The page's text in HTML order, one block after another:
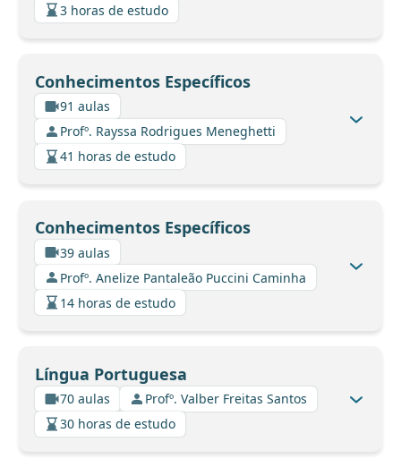
3 horas de estudo
Conhecimentos Específicos
91 aulas
Profº. Rayssa Rodrigues Meneghetti
41 horas de estudo
Conhecimentos Específicos
39 aulas
Profº. Anelize Pantaleão Puccini Caminha
14 horas de estudo
Língua Portuguesa
70 aulas
Profº. Valber Freitas Santos
30 horas de estudo